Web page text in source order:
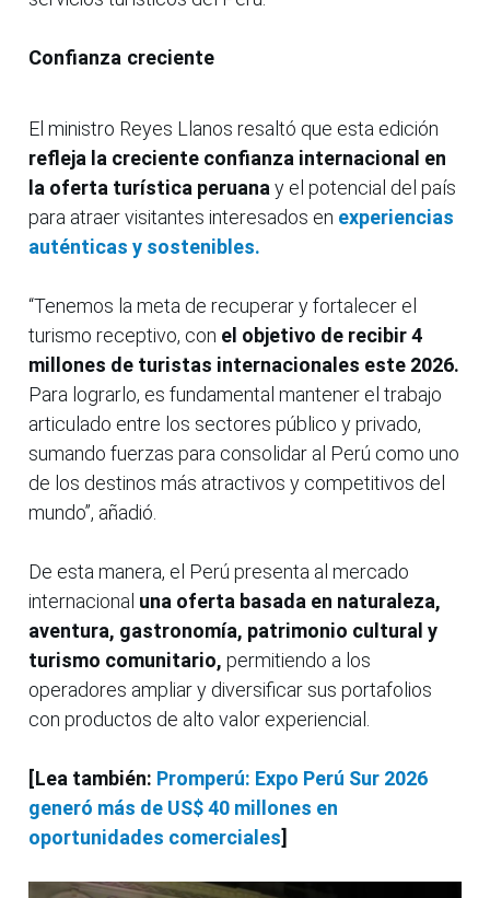
Confianza creciente
El ministro Reyes Llanos resaltó que esta edición
refleja la creciente confianza internacional en
la oferta turística peruana y el potencial del país
para atraer visitantes interesados en experiencias
auténticas y sostenibles.
“Tenemos la meta de recuperar y fortalecer el
turismo receptivo, con el objetivo de recibir 4
millones de turistas internacionales este 2026.
Para lograrlo, es fundamental mantener el trabajo
articulado entre los sectores público y privado,
sumando fuerzas para consolidar al Perú como uno
de los destinos más atractivos y competitivos del
mundo”, añadió.
De esta manera, el Perú presenta al mercado
internacional una oferta basada en naturaleza,
aventura, gastronomía, patrimonio cultural y
turismo comunitario, permitiendo a los
operadores ampliar y diversificar sus portafolios
con productos de alto valor experiencial.
[Lea también: Promperú: Expo Perú Sur 2026
generó más de US$ 40 millones en
oportunidades comerciales]